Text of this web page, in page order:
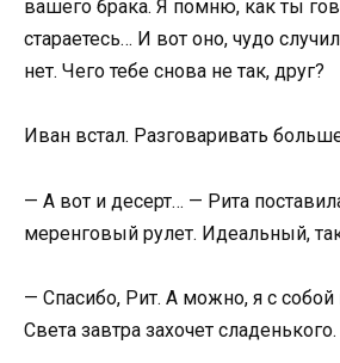
вашего брака. Я помню, как ты
стараетесь… И вот оно, чудо
нет. Чего тебе снова не так, друг?
Иван встал. Разговаривать
— А вот и десерт… — Рита
меренговый рулет. Идеальный,
— Спасибо, Рит. А можно, я с
Света завтра захочет сладенького.